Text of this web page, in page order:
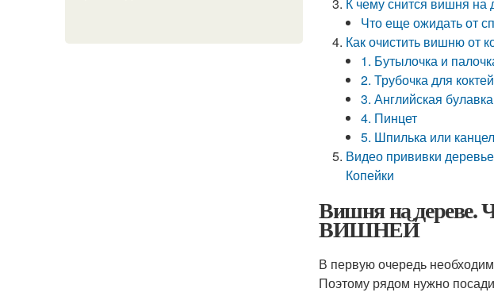
Что еще ожидать от
Как очистить вишню от
1. Бутылочка и
2. Трубочка для
3. Английская булавка
4. Пинцет
5. Шпилька или
Видео прививки
Копейки
Вишня на
ВИШНЕЙ
В первую очередь
Поэтому рядом нужно